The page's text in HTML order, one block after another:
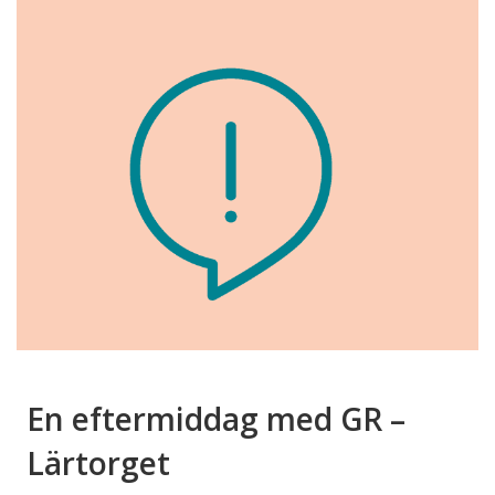
En eftermiddag med GR –
Lärtorget